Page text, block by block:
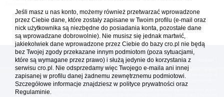
[reklama ] [
Platforma cro.pl© Chorwacja online™ wykorzystuje cookies do prawidłowego działania, te pliki
gromadzą na Twoim komputerze dane ułatwiające korzystanie z serwisu; więcej informacji w
Redakcja platformy cro.pl© Chorwacja online™ nie odpowiada za treści zamieszczone przez
użytkowników. Korzystanie z serwisu oznacza akceptację regulaminu. Serwis ma charakter
Jeśli masz u nas konto, możemy również przetwarzać wprowadzone
przez Ciebie dane, które zostały zapisane w Twoim profilu (e-mail oraz
nick użytkownika są niezbędne do posiadania konta, pozostałe dane
są wprowadzane dobrowolnie). Nie musisz się jednak martwić,
jakiekolwiek dane wprowadzone przez Ciebie do bazy cro.pl nie będą
bez Twojej zgody przekazane innym podmiotom (poza sytuacjami,
które są wymagane przez prawo) i służą jedynie do korzystania z
serwisu cro.pl. Nie odsprzedamy więc Twojego e-maila ani innej
zapisanej w profilu danej żadnemu zewnętrznemu podmiotowi.
Szczegółowe informacje znajdziesz w polityce prywatności oraz
Regulaminie.